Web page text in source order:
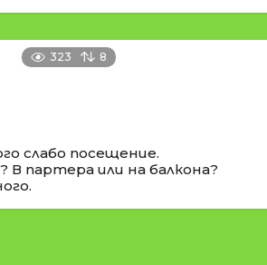
323 8
слабо посещение.
В партера или на балкона?